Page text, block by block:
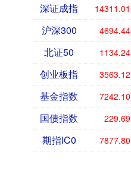
深证成指 14311.01
沪深300 4694.44
北证50 1134.24
创业板指 3563.12
基金指数 7242.10
国债指数 229.69
期指IC0 7877.80